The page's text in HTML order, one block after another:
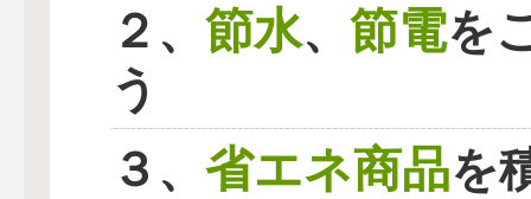
２、 節水、 節電を
う
３、 省エネ商品を